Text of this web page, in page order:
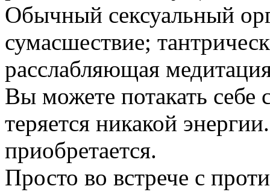
Обычный сексуальный
сумасшествие;
расслабляющая
Вы можете потакать себе
теряется никакой
приобретается.
Просто во встрече с